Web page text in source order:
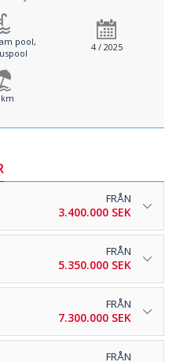
pool,
4 / 2025
FRÅN
3.400.000 SEK
FRÅN
5.350.000 SEK
FRÅN
7.300.000 SEK
FRÅN